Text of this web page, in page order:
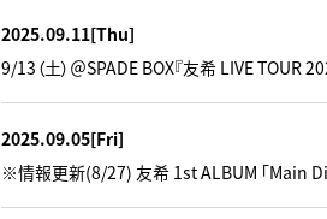
2025.09.11[Thu]
9/13（土）＠SPADE BOX『友希 LIVE TOUR
2025.09.05[Fri]
※情報更新(8/27) 友希 1st ALBUM 「Main